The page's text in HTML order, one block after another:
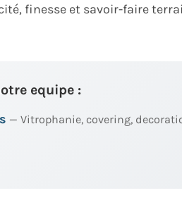
finesse et savoir-faire
equipe :
— Vitrophanie, covering,